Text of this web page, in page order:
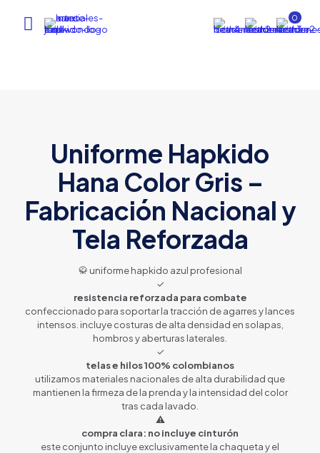
0
Uniforme Hapkido
Hana Color Gris –
Fabricación Nacional y
Tela Reforzada
🥋 uniforme hapkido azul profesional
✓
resistencia reforzada para combate
confeccionado para soportar la tracción de agarres y lances
intensos. incluye costuras de alta densidad en solapas,
hombros y aberturas laterales.
✓
telas e hilos 100% colombianos
utilizamos materiales nacionales de alta durabilidad que
mantienen la firmeza de la prenda y la intensidad del color
tras cada lavado.
⚠
compra clara: no incluye cinturón
este conjunto incluye exclusivamente la chaqueta y el